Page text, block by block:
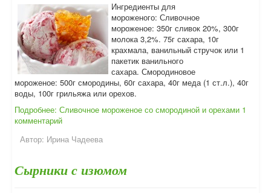
Ингредиенты для
мороженого: Сливочное
мороженое: 350г сливок 20%, 300г
молока 3,2%. 75г сахара, 10г
крахмала, ванильный стручок или 1
пакетик ванильного
сахара. Смородиновое
мороженое: 500г смородины, 60г сахара, 40г меда (1 ст.л.), 40г
воды, 100г грильяжа или орехов.
Подробнее: Сливочное мороженое со смородиной и орехами 1
комментарий
Автор: Ирина Чадеева
Сырники с изюмом